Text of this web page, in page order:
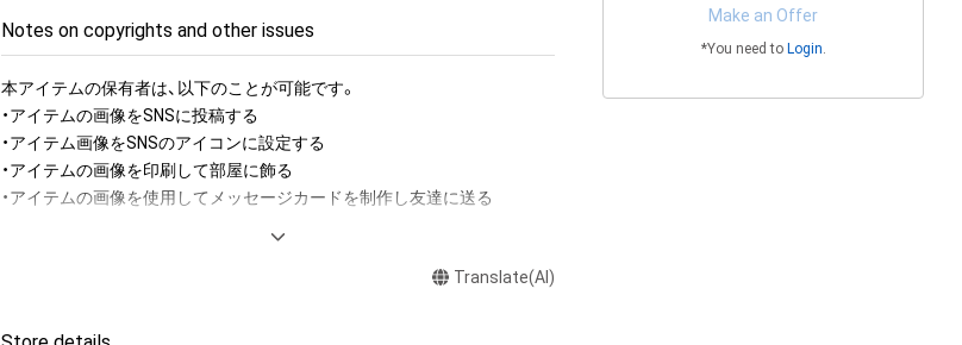
Notes on copyrights and other issues
本アイテムの保有者は、以下のことが可能です。
・アイテムの画像をSNSに投稿する
・アイテム画像をSNSのアイコンに設定する
・アイテムの画像を印刷して部屋に飾る
・アイテムの画像を使用してメッセージカードを制作し友達に送る
・本アイテムに関する創作物(画像および映像、音楽、商標またはロゴ等を含
用新案権、商標権、意匠権その他の知的財産権(それらの権利を取得し、又は
Translate(AI)
Make an Offer
*You need to Login.